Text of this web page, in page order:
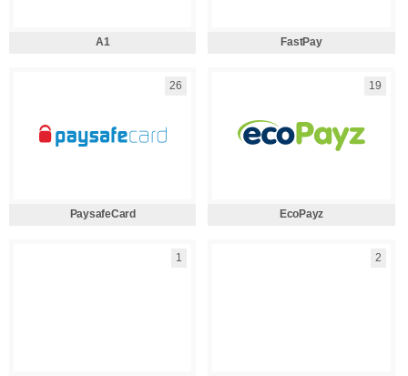
A1 FastPay
26
PaysafeCard
19
EcoPayz
1 2